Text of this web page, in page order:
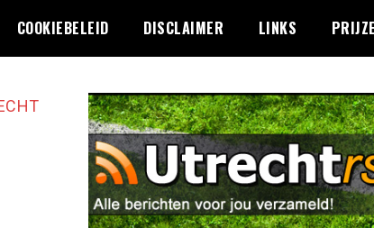
COOKIEBELEID DISCLAIMER LINKS